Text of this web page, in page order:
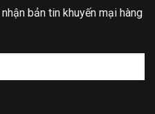
bản tin khuyến mại hàng